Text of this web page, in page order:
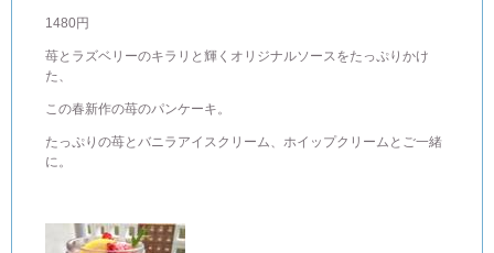
1480円
苺とラズベリーのキラリと輝くオリジナルソースをたっぷりかけ
た、
この春新作の苺のパンケーキ。
たっぷりの苺とバニラアイスクリーム、ホイップクリームとご一緒
に。